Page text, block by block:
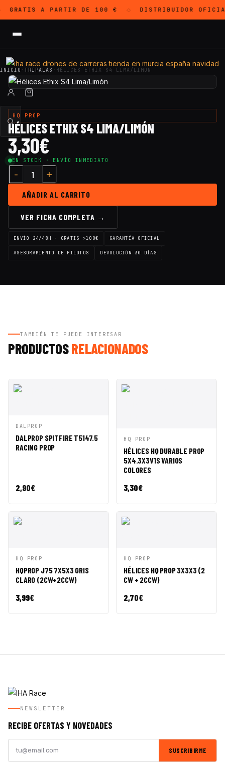
GRATISA PARTIR DE 100 € ◇ DISTRIBUIDOR
INICIO · TRIPALAS · HÉLICES ETHIX S4 LIMA/LIMÓN
HQ PROP
HÉLICES ETHIX S4 LIMA/LIMÓN
3,30€
EN STOCK · ENVÍO INMEDIATO
Cantidad Hélices Ethix S4 Lima/Limón
AÑADIR AL CARRITO
VER FICHA COMPLETA →
ENVÍO 24/48H · GRATIS >100€ GARANTÍA OFICIAL
ASESORAMIENTO DE PILOTOS DEVOLUCIÓN 30 DÍAS
TAMBIÉN TE PUEDE INTERESAR
PRODUCTOSRELACIONADOS
VISTA
RÁPIDA
CESTA
DALPROP
DALPROP SPITFIRE T5147.5
RACING PROP
2,90€
VISTA
RÁPIDA
CESTA
HQ PROP
HÉLICES HQ DURABLE PROP
5X4.3X3V1S VARIOS
COLORES
3,30€
VISTA
RÁPIDA
CESTA
HQ PROP
HQPROP J75 7X5X3 GRIS
CLARO (2CW+2CCW)
3,99€
VISTA
RÁPIDA
CESTA
HQ PROP
HÉLICES HQ PROP 3X3X3 (2
CW + 2CCW)
2,70€
NEWSLETTER
RECIBE OFERTAS Y NOVEDADES
SUSCRIBIRME